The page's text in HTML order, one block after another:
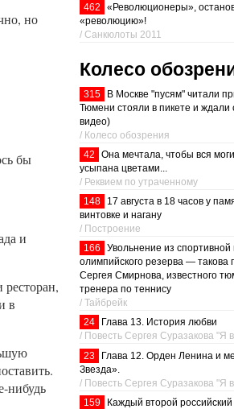
но
бы
и
в
нибудь
462
«Революционеры»,
«революцию»!
/ Санкюлоты 2011
Колесо
315
В Москве "пусям" читали
Тюмени стояли в пикете и ждали
видео)
/ Колесо обозрения
42
Она мечтала, чтобы вся
усыпана цветами...
/ Реквием по утраченному
148
17 августа в 18 часов у
винтовке и нагану
/ Построение
166
Увольнение из
олимпийского резерва — такова
Сергея Смирнова, известного
тренера по теннису
/ Тайбрейк
24
Глава 13. История любви
/ Повесть Сергея Суразакова "Я
23
Глава 12. Орден Ленина и
Звезда».
/ Повесть Сергея Суразакова "Я
159
Каждый второй